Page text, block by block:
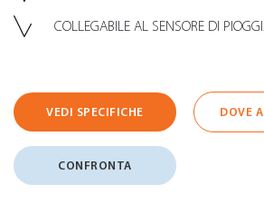
COLLEGABILE AL SENSORE DI
VEDI SPECIFICHE DOVE
CONFRONTA